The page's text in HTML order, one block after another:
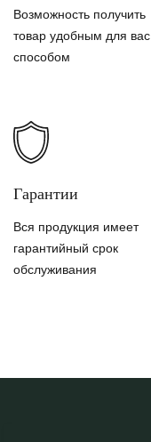
Возможность получить
товар удобным для вас
способом
Гарантии
Вся продукция имеет
гарантийный срок
обслуживания